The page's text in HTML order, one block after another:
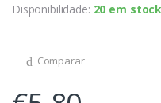
Disponibilidade: 20 em stock
Comparar